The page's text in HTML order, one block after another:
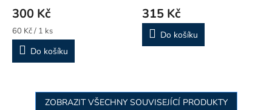
300 Kč
Měrná
cena:
60 Kč / 1 ks
Do košíku
315 Kč
Do košíku
ZOBRAZIT VŠECHNY SOUVISEJÍCÍ PRODUKTY